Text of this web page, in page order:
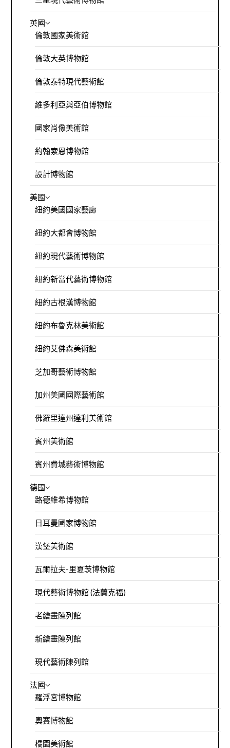
英國
倫敦國家美術館
倫敦大英博物館
倫敦泰特現代藝術館
維多利亞與亞伯博物館
國家肖像美術館
約翰索恩博物館
設計博物館
美國
紐約美國國家藝廊
紐約大都會博物館
紐約現代藝術博物館
紐約新當代藝術博物館
紐約古根漢博物館
紐約布魯克林美術館
紐約艾佛森美術館
芝加哥藝術博物館
加州美國國際藝術館
佛羅里達州達利美術館
賓州美術館
賓州費城藝術博物館
德國
路德維希博物館
日耳曼國家博物館
漢堡美術館
瓦爾拉夫-里夏茨博物館
現代藝術博物館 (法蘭克福)
老繪畫陳列館
新繪畫陳列館
現代藝術陳列館
法國
羅浮宮博物館
奧賽博物館
橘園美術館